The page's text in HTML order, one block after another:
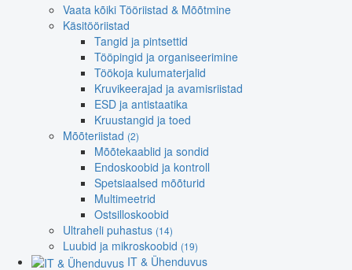
Vaata kõiki Tööriistad & Mõõtmine
Käsitööriistad
Tangid ja pintsettid
Tööpingid ja organiseerimine
Töökoja kulumaterjalid
Kruvikeerajad ja avamisriistad
ESD ja antistaatika
Kruustangid ja toed
Mõõteriistad (2)
Mõõtekaablid ja sondid
Endoskoobid ja kontroll
Spetsiaalsed mõõturid
Multimeetrid
Ostsilloskoobid
Ultraheli puhastus (14)
Luubid ja mikroskoobid (19)
IT & Ühenduvus